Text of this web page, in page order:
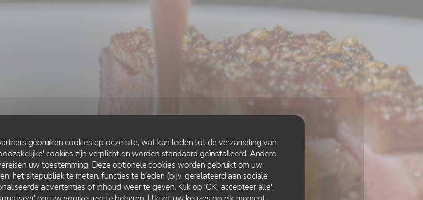
gebruiken cookies op deze site, wat kan leiden tot de verzameling van
cookies zijn verplicht en worden standaard geïnstalleerd. Andere
uw toestemming. Deze optionele cookies worden gebruikt om uw
het sitepubliek te meten, functies te bieden (bijv. gerelateerd aan sociale
advertenties of inhoud weer te geven. Klik op 'OK, accepteer alle',
CUISINE CRÉATIVE• SENLIS